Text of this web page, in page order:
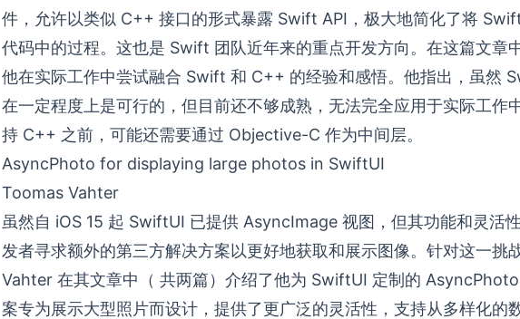
件，允许以类似 C++ 接口的形式暴露 Swift API，极大地简化了将
代码中的过程。这也是 Swift 团队近年来的重点开发方向。在这篇文章
他在实际工作中尝试融合 Swift 和 C++ 的经验和感悟。他指出，虽然
在一定程度上是可行的，但目前还不够成熟，无法完全应用于实际工作
持 C++ 之前，可能还需要通过 Objective-C 作为中间层。
AsyncPhoto for displaying large photos in SwiftUI
Toomas Vahter
虽然自 iOS 15 起 SwiftUI 已提供 AsyncImage 视图，但其功能和灵活
发者寻求额外的第三方解决方案以更好地获取和展示图像。针对这一挑
Vahter 在其文章中（ 共两篇）介绍了他为 SwiftUI 定制的
案专为展示大型照片而设计，提供了更广泛的灵活性，支持从多样化的